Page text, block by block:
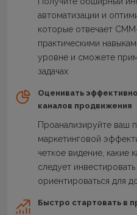
автоматизации и
которые отвечает
практическими
уровне и сможете
задачах
Оценивать
каналов продвижения
Проанализируйте ваш
маркетинговой
четкое видение, какие
следует
ориентироваться для
Быстро стартовать в